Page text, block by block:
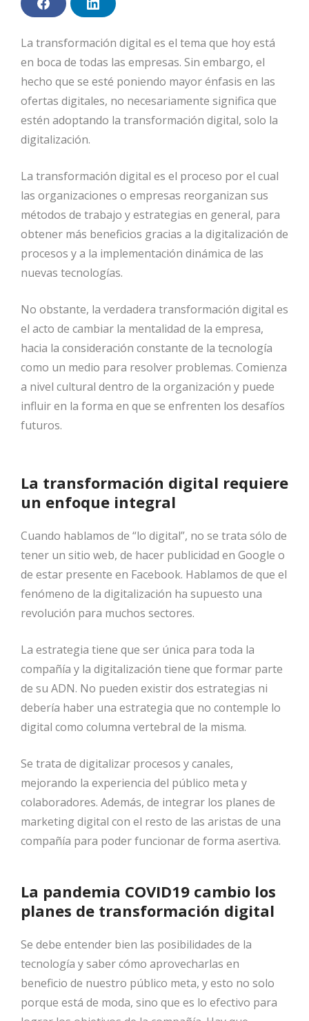
F
a
e
b
o
o
k
L
i
k
e
d
I
n
La transformación digital es el tema que hoy está
en boca de todas las empresas. Sin embargo, el
hecho que se esté poniendo mayor énfasis en las
ofertas digitales, no necesariamente significa que
estén adoptando la transformación digital, solo la
digitalización.
La transformación digital es el proceso por el cual
las organizaciones o empresas reorganizan sus
métodos de trabajo y estrategias en general, para
obtener más beneficios gracias a la digitalización de
procesos y a la implementación dinámica de las
nuevas tecnologías.
No obstante, la verdadera transformación digital es
el acto de cambiar la mentalidad de la empresa,
hacia la consideración constante de la tecnología
como un medio para resolver problemas. Comienza
a nivel cultural dentro de la organización y puede
influir en la forma en que se enfrenten los desafíos
futuros.
La transformación digital requiere
un enfoque integral
Cuando hablamos de “lo digital”, no se trata sólo de
tener un sitio web, de hacer publicidad en Google o
de estar presente en Facebook. Hablamos de que el
fenómeno de la digitalización ha supuesto una
revolución para muchos sectores.
La estrategia tiene que ser única para toda la
compañía y la digitalización tiene que formar parte
de su ADN. No pueden existir dos estrategias ni
debería haber una estrategia que no contemple lo
digital como columna vertebral de la misma.
Se trata de digitalizar procesos y canales,
mejorando la experiencia del público meta y
colaboradores. Además, de integrar los planes de
marketing digital con el resto de las aristas de una
compañía para poder funcionar de forma asertiva.
La pandemia COVID19 cambio los
planes de transformación digital
Se debe entender bien las posibilidades de la
tecnología y saber cómo aprovecharlas en
beneficio de nuestro público meta, y esto no solo
porque está de moda, sino que es lo efectivo para